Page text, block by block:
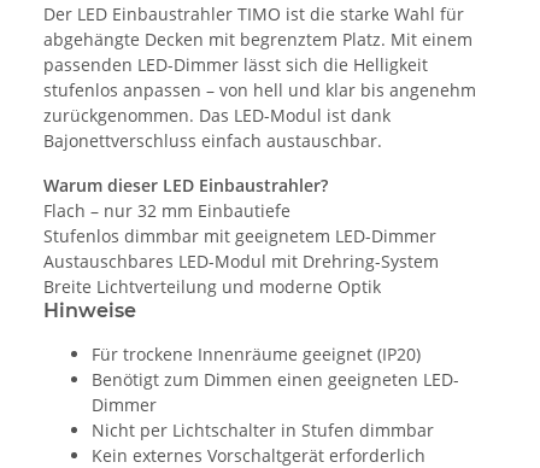
Der LED Einbaustrahler TIMO ist die starke Wahl für
abgehängte Decken mit begrenztem Platz. Mit einem
passenden LED-Dimmer lässt sich die Helligkeit
stufenlos anpassen – von hell und klar bis angenehm
zurückgenommen. Das LED-Modul ist dank
Bajonettverschluss einfach austauschbar.
Warum dieser LED Einbaustrahler?
Flach – nur 32 mm Einbautiefe
Stufenlos dimmbar mit geeignetem LED-Dimmer
Austauschbares LED-Modul mit Drehring-System
Breite Lichtverteilung und moderne Optik
Hinweise
Für trockene Innenräume geeignet (IP20)
Benötigt zum Dimmen einen geeigneten LED-
Dimmer
Nicht per Lichtschalter in Stufen dimmbar
Kein externes Vorschaltgerät erforderlich